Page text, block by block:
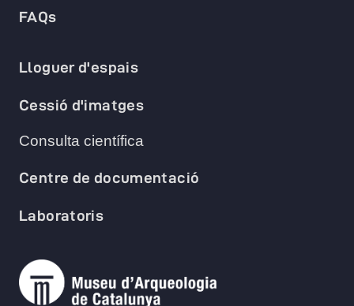
FAQs
Lloguer d'espais
Cessió d'imatges
Consulta científica
Centre de documentació
Laboratoris